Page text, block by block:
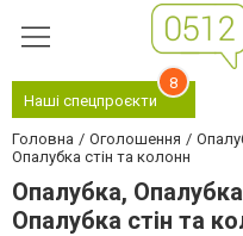
Наші спецпроєкти
8
Головна Оголошення
Опалубка стін та колонн
Опалубка,
Опалубка стін та